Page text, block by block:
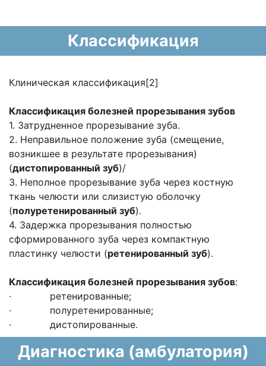
Классификация
Клиническая классификация[2]
Классификация болезней прорезывания зубов
1. Затрудненное прорезывание зуба.
2. Неправильное положение зуба (смещение,
возникшее в результате прорезывания)
(дистопированный зуб)/
3. Неполное прорезывание зуба через костную
ткань челюсти или слизистую оболочку
(полуретенированный зуб).
4. Задержка прорезывания полностью
сформированного зуба через компактную
пластинку челюсти (ретенированный зуб).
Классификация болезней прорезывания зубов:
· ретенированные;
· полуретенированные;
· дистопированные.
Диагностика (амбулатория)